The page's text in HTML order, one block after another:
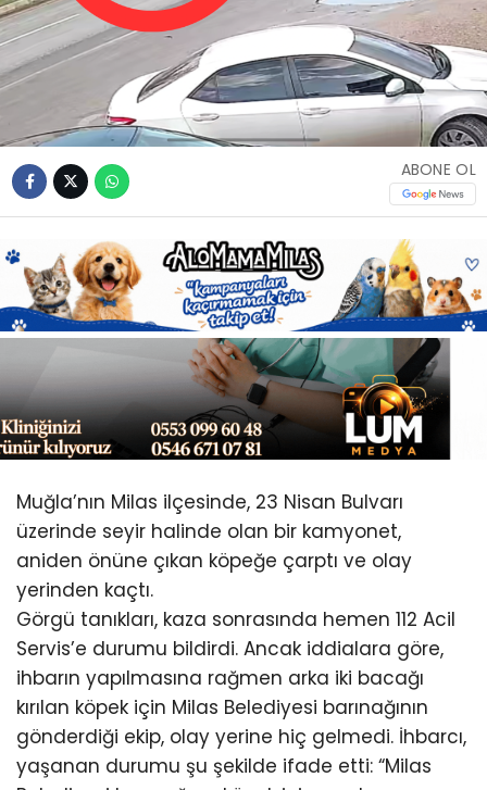
Facebook
Instagram
Youtube
ABONE OL
Muğla’nın Milas ilçesinde, 23 Nisan Bulvarı
üzerinde seyir halinde olan bir kamyonet,
aniden önüne çıkan köpeğe çarptı ve olay
yerinden kaçtı.
Görgü tanıkları, kaza sonrasında hemen 112 Acil
Servis’e durumu bildirdi. Ancak iddialara göre,
ihbarın yapılmasına rağmen arka iki bacağı
kırılan köpek için Milas Belediyesi barınağının
gönderdiği ekip, olay yerine hiç gelmedi. İhbarcı,
yaşanan durumu şu şekilde ifade etti: “Milas